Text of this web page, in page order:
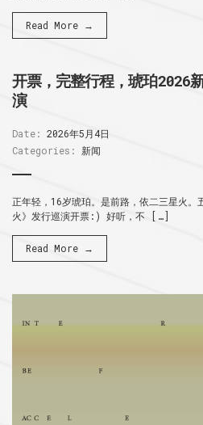
Read More →
开票，完整行程，琥珀2026
演
Date: 2026年5月4日
Categories:
新闻
正年轻，16岁琥珀。是前路，依二三星火。
火》发行巡演开票:) 好听，不 […]
Read More →